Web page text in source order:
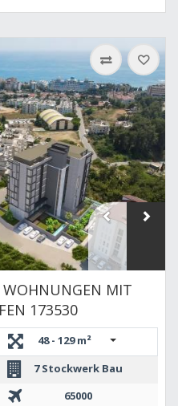
WOHNUNGEN MIT
173530
DUBLEKS
48 - 129 m²
7 Stockwerk Bau
65000